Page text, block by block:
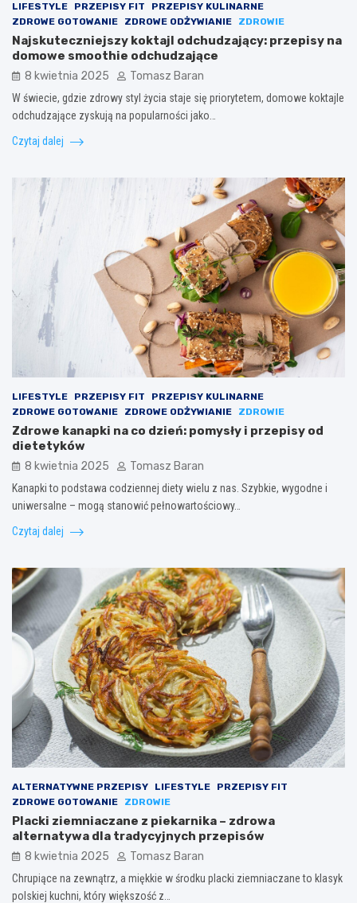
LIFESTYLE PRZEPISY FIT
PRZEPISY KULINARNE
ZDROWE GOTOWANIE
ZDROWE ODŻYWIANIE ZDROWIE
Najskuteczniejszy koktajl odchudzający: przepisy na
domowe smoothie odchudzające
8 kwietnia 2025 Tomasz Baran
W świecie, gdzie zdrowy styl życia staje się priorytetem, domowe koktajle
odchudzające zyskują na popularności jako…
Czytaj dalej
LIFESTYLE PRZEPISY FIT
PRZEPISY KULINARNE
ZDROWE GOTOWANIE
ZDROWE ODŻYWIANIE ZDROWIE
Zdrowe kanapki na co dzień: pomysły i przepisy od
dietetyków
8 kwietnia 2025 Tomasz Baran
Kanapki to podstawa codziennej diety wielu z nas. Szybkie, wygodne i
uniwersalne – mogą stanowić pełnowartościowy…
Czytaj dalej
ALTERNATYWNE PRZEPISY LIFESTYLE
PRZEPISY FIT
ZDROWE GOTOWANIE
ZDROWIE
Placki ziemniaczane z piekarnika – zdrowa
alternatywa dla tradycyjnych przepisów
8 kwietnia 2025 Tomasz Baran
Chrupiące na zewnątrz, a miękkie w środku placki ziemniaczane to klasyk
polskiej kuchni, który większość z…